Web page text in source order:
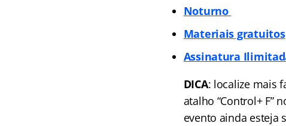
Noturno
Materiais gratuitos
Assinatura
DICA: localize mais
atalho “Control+ F”
evento ainda esteja